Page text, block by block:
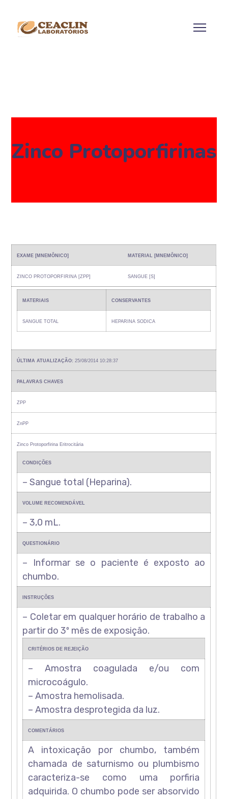
Zinco Protoporfirinas
EXAME [MNEMÔNICO] MATERIAL [MNEMÔNICO]
ZINCO PROTOPORFIRINA [ZPP] SANGUE [S]
MATERIAIS CONSERVANTES
SANGUE TOTAL HEPARINA SODICA
ÚLTIMA ATUALIZAÇÃO: 25/08/2014 10:28:37
PALAVRAS CHAVES
ZPP
ZnPP
Zinco Protoporfirina Eritrocitária
CONDIÇÕES
– Sangue total (Heparina).
VOLUME RECOMENDÁVEL
– 3,0 mL.
QUESTIONÁRIO
– Informar se o paciente é exposto ao
chumbo.
INSTRUÇÕES
– Coletar em qualquer horário de trabalho a
partir do 3º mês de exposição.
CRITÉRIOS DE REJEIÇÃO
– Amostra coagulada e/ou com
microcoágulo.
– Amostra hemolisada.
– Amostra desprotegida da luz.
COMENTÁRIOS
A intoxicação por chumbo, também
chamada de saturnismo ou plumbismo
caracteriza-se como uma porfiria
adquirida. O chumbo pode ser absorvido